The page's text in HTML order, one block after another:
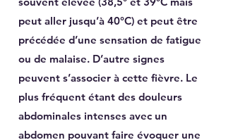
peut aller jusqu’à 40°C) et peut être
précédée d’une sensation de fatigue
ou de malaise. D’autre signes
peuvent s’associer à cette fièvre. Le
plus fréquent étant des douleurs
abdominales intenses avec un
abdomen pouvant faire évoquer une